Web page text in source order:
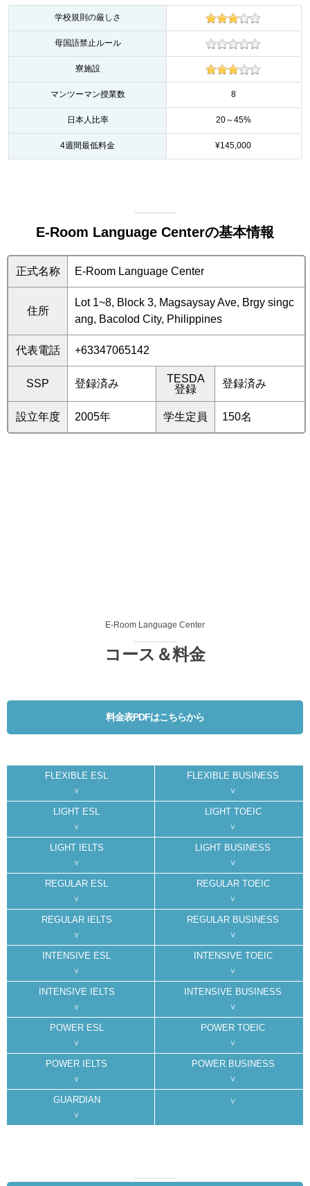
学校規則の厳しさ
母国語禁止ルール
寮施設
マンツーマン授業数 8
日本人比率 20～45%
4週間最低料金 ¥145,000
E-Room Language Centerの基本情報
正式名称 E-Room Language Center
住所
Lot 1~8, Block 3, Magsaysay Ave, Brgy singc
ang, Bacolod City, Philippines
代表電話 +63347065142
SSP 登録済み
TESDA
登録
登録済み
設立年度 2005年 学生定員 150名
E-Room Language Center
コース＆料金
料金表PDFはこちらから
FLEXIBLE ESL FLEXIBLE BUSINESS
LIGHT ESL LIGHT TOEIC
LIGHT IELTS LIGHT BUSINESS
REGULAR ESL REGULAR TOEIC
REGULAR IELTS REGULAR BUSINESS
INTENSIVE ESL INTENSIVE TOEIC
INTENSIVE IELTS INTENSIVE BUSINESS
POWER ESL POWER TOEIC
POWER IELTS POWER BUSINESS
GUARDIAN